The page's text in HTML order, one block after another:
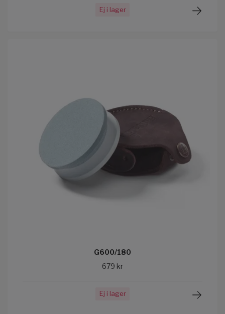
Ej i lager
G600/180
679 kr
Ej i lager